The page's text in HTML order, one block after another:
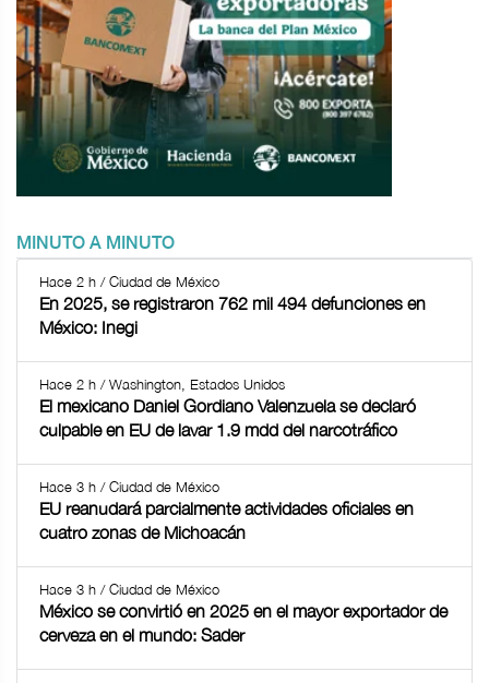
MINUTO A MINUTO
Hace 2 h / Ciudad de México
En 2025, se registraron 762 mil 494 defunciones en
México: Inegi
Hace 2 h / Washington, Estados Unidos
El mexicano Daniel Gordiano Valenzuela se declaró
culpable en EU de lavar 1.9 mdd del narcotráfico
Hace 3 h / Ciudad de México
EU reanudará parcialmente actividades oficiales en
cuatro zonas de Michoacán
Hace 3 h / Ciudad de México
México se convirtió en 2025 en el mayor exportador de
cerveza en el mundo: Sader